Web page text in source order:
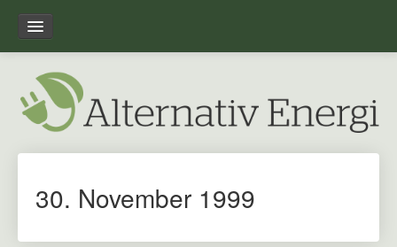
Forside
Leksikon
Om alternativ-energi.dk
30. November 1999